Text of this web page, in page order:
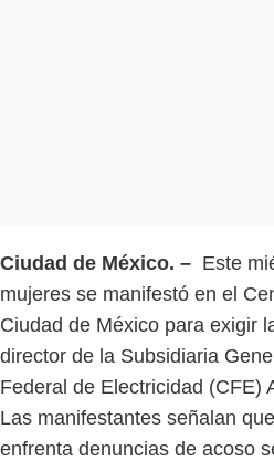
Ciudad de México. – Este
mujeres se manifestó en el
Ciudad de México para exigir
director de la Subsidiaria
Federal de Electricidad (CFE)
Las manifestantes señalan
enfrenta denuncias de acoso